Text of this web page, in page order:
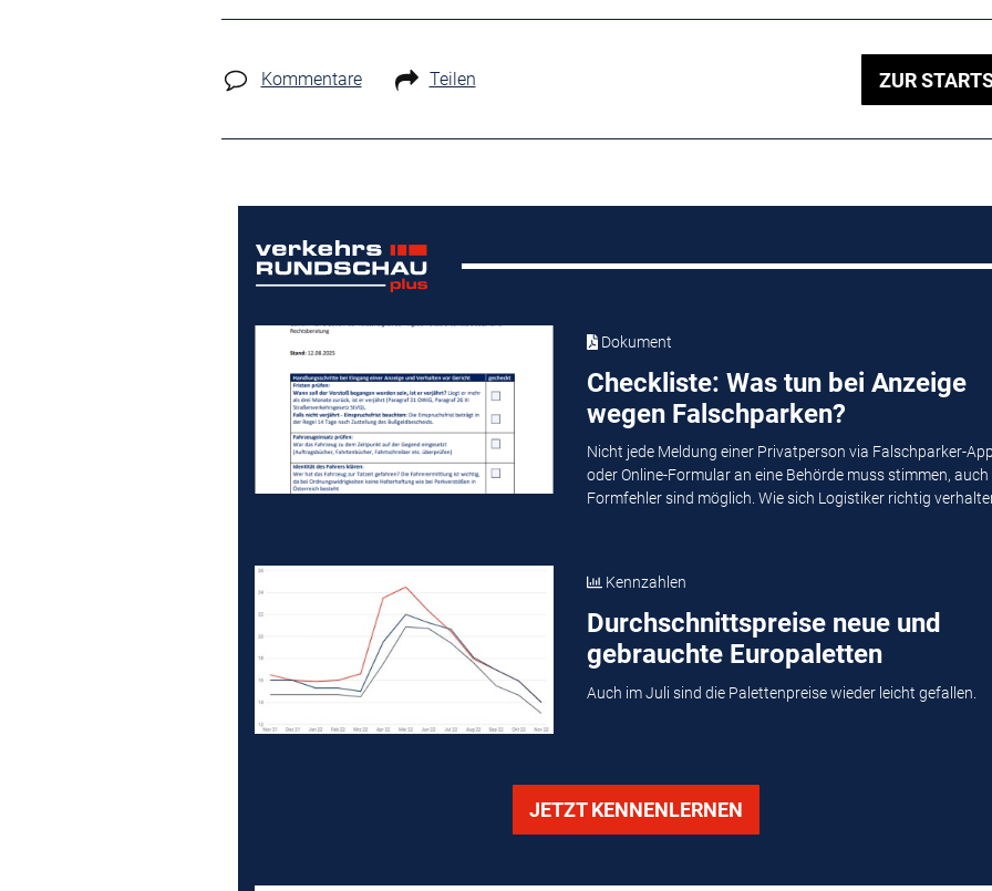
Kommentare Teilen ZUR
Dokument
Checkliste: Was tun bei Anzeige
wegen Falschparken?
Nicht jede Meldung einer Privatperson via Falschparker-
oder Online-Formular an eine Behörde muss stimmen, auch
Formfehler sind möglich. Wie sich Logistiker richtig
Kennzahlen
Durchschnittspreise neue und
gebrauchte Europaletten
Auch im Juli sind die Palettenpreise wieder leicht gefallen.
JETZT KENNENLERNEN